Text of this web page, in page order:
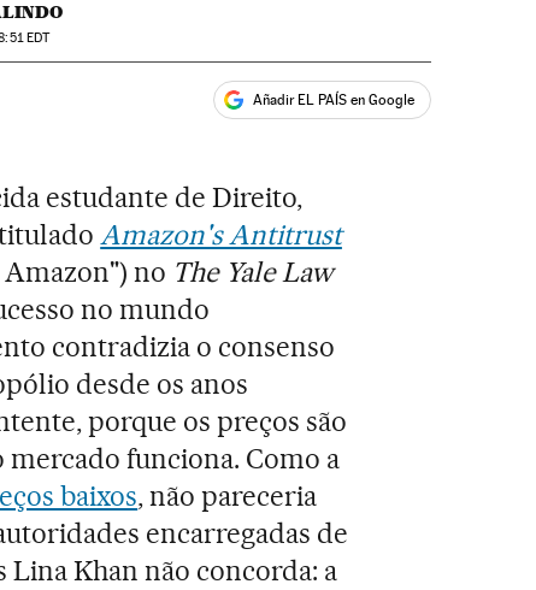
EDT
Añadir EL PAÍS en Google
estudante de Direito,
Amazon's Antitrust
no The Yale Law
no mundo
contradizia o consenso
desde os anos
porque os preços são
funciona. Como a
baixos, não pareceria
encarregadas de
Khan não concorda: a